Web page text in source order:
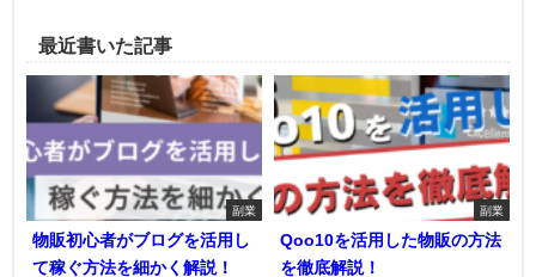
最近書いた記事
副業
物販初心者がブログを活用し
て稼ぐ方法を細かく解説！
副業
Qoo10を活用した物販の方法
を徹底解説！